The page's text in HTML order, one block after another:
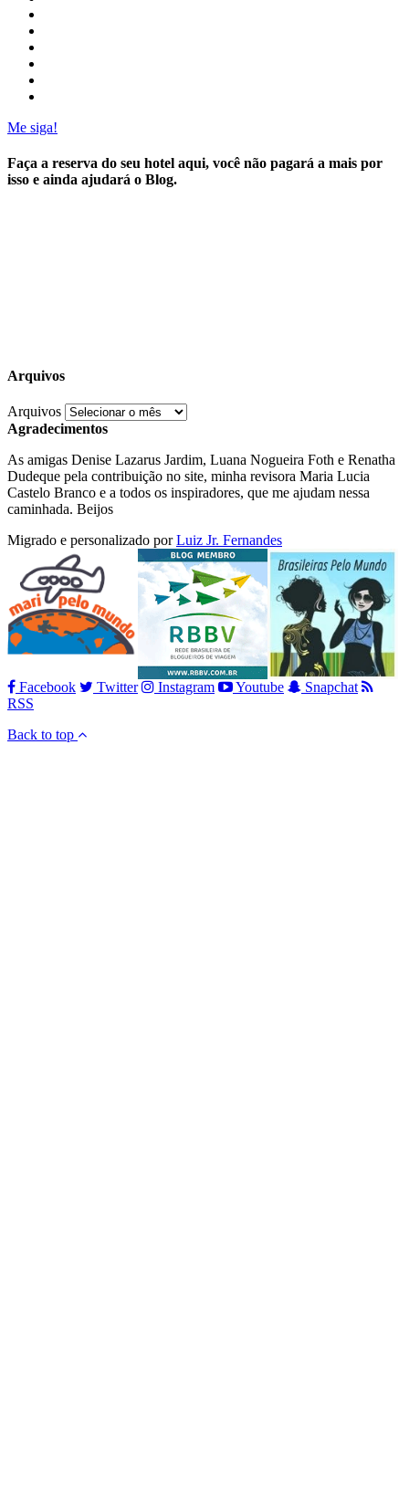
Me siga!
Faça a reserva do seu hotel aqui, você não pagará a mais por
isso e ainda ajudará o Blog.
Arquivos
Arquivos
Agradecimentos
As amigas Denise Lazarus Jardim, Luana Nogueira Foth e Renatha
Dudeque pela contribuição no site, minha revisora Maria Lucia
Castelo Branco e a todos os inspiradores, que me ajudam nessa
caminhada. Beijos
Migrado e personalizado porLuiz Jr. Fernandes
Facebook Twitter Instagram Youtube
Snapchat
RSS
Back to top